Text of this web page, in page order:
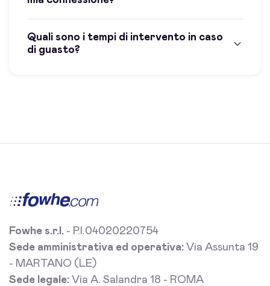
Quali sono i tempi di intervento in caso
di guasto?
Fowhe s.r.l. - P.I.04020220754
Sede amministrativa ed operativa: Via Assunta 19
- MARTANO (LE)
Sede legale: Via A. Salandra 18 - ROMA